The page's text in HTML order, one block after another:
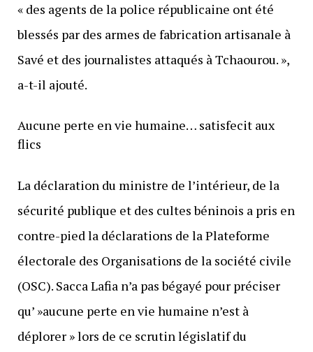
« des agents de la police républicaine ont été
blessés par des armes de fabrication artisanale à
Savé et des journalistes attaqués à Tchaourou. »,
a-t-il ajouté.
Aucune perte en vie humaine… satisfecit aux
flics
La déclaration du ministre de l’intérieur, de la
sécurité publique et des cultes béninois a pris en
contre-pied la déclarations de la Plateforme
électorale des Organisations de la société civile
(OSC). Sacca Lafia n’a pas bégayé pour préciser
qu’ »aucune perte en vie humaine n’est à
déplorer » lors de ce scrutin législatif du